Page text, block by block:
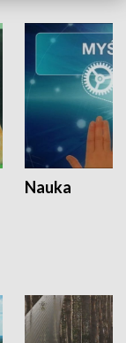
Nauka